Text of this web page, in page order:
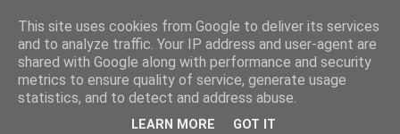
"Kvaka"
Časopis za književnost ISSN 2459-5632
This site uses cookies from Google to deliver its services
and to analyze traffic. Your IP address and user-agent are
shared with Google along with performance and security
metrics to ensure quality of service, generate usage
statistics, and to detect and address abuse.
LEARN MORE GOT IT